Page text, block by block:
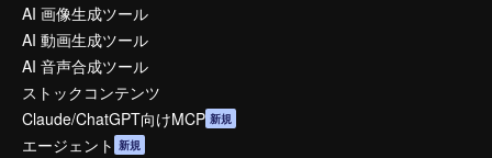
AI 画像生成ツール
AI 動画生成ツール
AI 音声合成ツール
ストックコンテンツ
Claude/ChatGPT向けMCP 新規
エージェント 新規